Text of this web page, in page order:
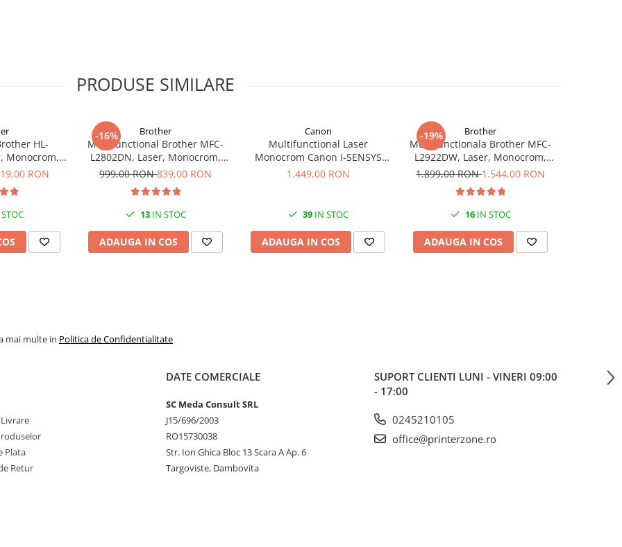
PRODUSE SIMILARE
HL-
Monocrom,
USB 2.0
RON
-16% Brother
Multifunctional Brother MFC-
L2802DN, Laser, Monocrom,
Ethernet, USB, ADF, 32ppm, A4
999,00 RON839,00 RON
13IN STOC
ADAUGA IN COS
Canon
Multifunctional Laser
Monocrom Canon i-SENSYS
MF461dw II A4, Duplex, Wi-Fi,
1.449,00 RON
39IN STOC
ADAUGA IN COS
-19% Brother
Multifunctionala Brother MFC-
L2922DW, Laser, Monocrom,
Format A4, Duplex, Retea, Wi-Fi,
1.899,00 RON1.544,00 RON
16IN STOC
ADAUGA IN COS
mai multe in Politica de Confidentialitate
Plata
Retur
DATE COMERCIALE
SC Meda Consult SRL
J15/696/2003
RO15730038
Str. Ion Ghica Bloc 13 Scara A Ap. 6
Targoviste, Dambovita
SUPORT CLIENTI LUNI - VINERI 09:00
- 17:00
0245210105
office@printerzone.ro